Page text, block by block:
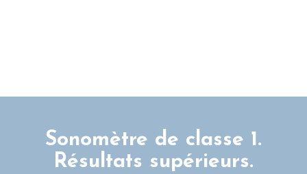
Sonomètre de classe 1.
Résultats supérieurs.